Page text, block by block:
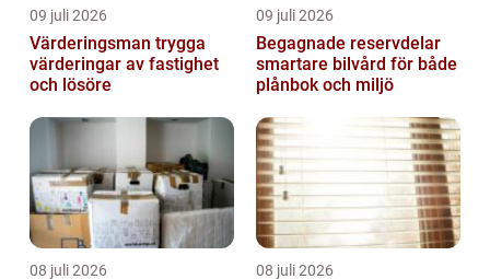
09 juli 2026
Värderingsman trygga
värderingar av fastighet
och lösöre
09 juli 2026
Begagnade reservdelar
smartare bilvård för både
plånbok och miljö
08 juli 2026 08 juli 2026